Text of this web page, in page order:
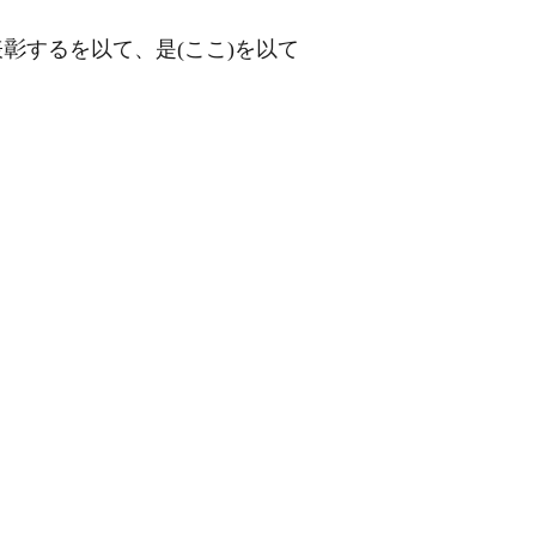
するを以て、是(ここ)を以て